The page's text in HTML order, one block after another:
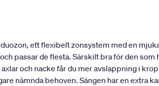
ett flexibelt zonsystem med en
passar de flesta. Särskilt bra för den
och nacke får du mer avslappning i
nämnda behoven. Sängen har en